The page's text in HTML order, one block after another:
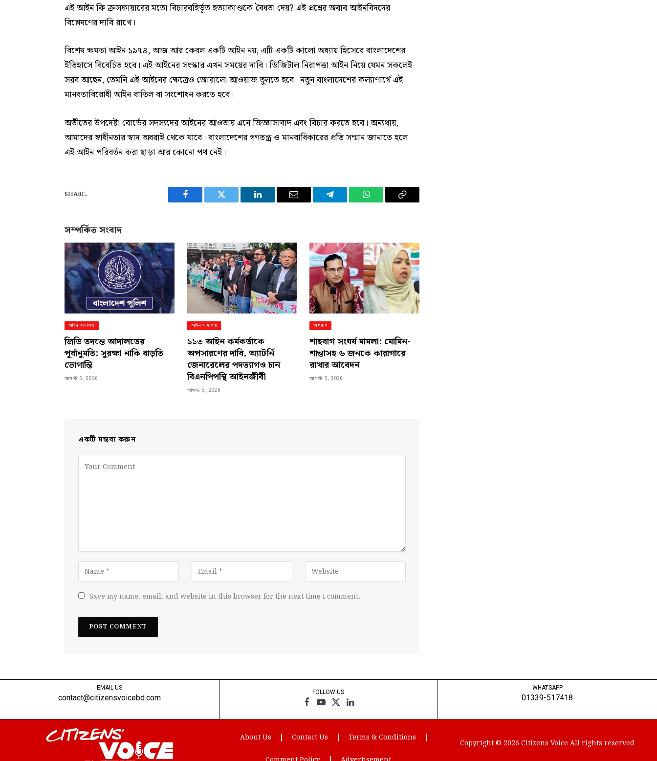
এই আইন কি ক্রসফায়ারের মতো বিচারবহির্ভূত হত্যাকাণ্ডকে বৈধতা দেয়? এই প্রশ্নের জবাব আইনবিদদের
বিশ্লেষণের দাবি রাখে।
বিশেষ ক্ষমতা আইন ১৯৭৪, আজ আর কেবল একটি আইন নয়, এটি একটি কালো অধ্যায় হিসেবে বাংলাদেশের
ইতিহাসে বিবেচিত হবে। এই আইনের সংস্কার এখন সময়ের দাবি। ডিজিটাল নিরাপত্তা আইন নিয়ে যেমন সকলেই
সরব আছেন, তেমনি এই আইনের ক্ষেত্রেও জোরালো আওয়াজ তুলতে হবে। নতুন বাংলাদেশের কল্যাণার্থে এই
মানবতাবিরোধী আইন বাতিল বা সংশোধন করতে হবে।
অতীতের উপদেষ্টা বোর্ডের সদস্যদের আইনের আওতায় এনে জিজ্ঞাসাবাদ এবং বিচার করতে হবে। অন্যথায়,
আমাদের স্বাধীনতার স্বাদ অধরাই থেকে যাবে। বাংলাদেশের গণতন্ত্র ও মানবাধিকারের প্রতি সম্মান জানাতে হলে
এই আইন পরিবর্তন করা ছাড়া আর কোনো পথ নেই।
SHARE.
Facebook Twitter LinkedIn Email Telegram WhatsAppCopy
সম্পর্কিত সংবাদ
আইন আদালত
জিডি তদন্তে আদালতের
পূর্বানুমতি: সুরক্ষা নাকি বাড়তি
ভোগান্তি
আগস্ট 5, 2026
আইন আদালত
১১৩ আইন কর্মকর্তাকে
অপসারণের দাবি, অ্যাটর্নি
জেনারেলের পদত্যাগও চান
বিএনপিপন্থি আইনজীবী
আগস্ট 5, 2026
অপরাধ
শাহবাগ সংঘর্ষ মামলা: মোমিন-
শান্তাসহ ৬ জনকে কারাগারে
রাখার আবেদন
আগস্ট 5, 2026
একটি মন্তব্য করুন
Save my name, email, and website in this browser for the next time I comment.
EMAIL US
contact@citizensvoicebd.com
FOLLOW US
Facebook
YouTube
X
(Twitter)
LinkedIn
About Us Contact Us Terms & Conditions
WHATSAPP
01339-517418
Copyright © 2026 Citizens Voice All rights reserved